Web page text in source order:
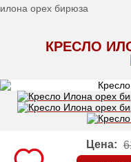
илона орех бирюза
КРЕСЛО
Цена: